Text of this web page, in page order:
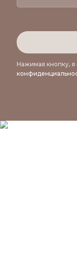
Нажимая кнопку,